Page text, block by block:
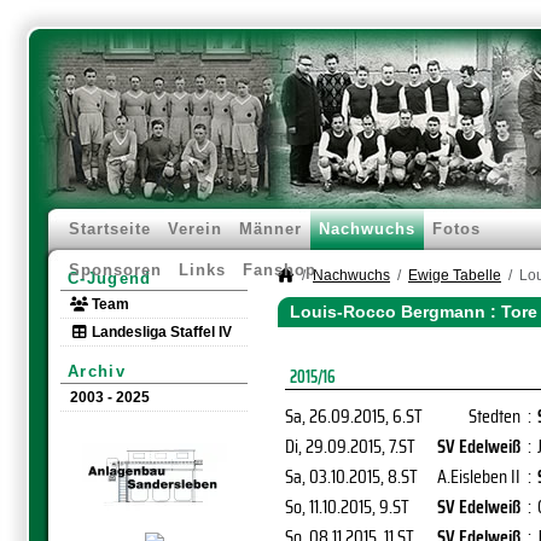
Startseite Verein Männer Nachwuchs Fotos
Sponsoren Links Fanshop
C-Jugend
Team
Landesliga Staffel IV
Archiv
2003 - 2025
Nachwuchs Ewige Tabelle
Louis-Rocco Bergmann :
2015/16
Sa, 26.09.2015, 6.ST Stedten :
Di, 29.09.2015, 7.ST SV Edelweiß :
Sa, 03.10.2015, 8.ST A.Eisleben II :
So, 11.10.2015, 9.ST SV Edelweiß :